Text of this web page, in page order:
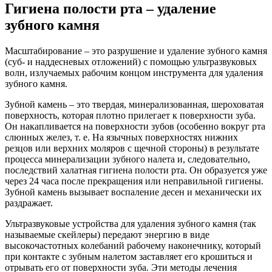
Гигиена полости рта – удаление
зубного камня
Масштабирование – это разрушение и удаление зубного камня
(суб- и наддесневых отложений) с помощью ультразвуковых
волн, излучаемых рабочим концом инструмента для удаления
зубного камня.
Зубной камень – это твердая, минерализованная, шероховатая
поверхность, которая плотно прилегает к поверхности зуба.
Он накапливается на поверхности зубов (особенно вокруг рта
слюнных желез, т. е. На язычных поверхностях нижних
резцов или верхних моляров с щечной стороны) в результате
процесса минерализации зубного налета и, следовательно,
последствий халатная гигиена полости рта. Он образуется уже
через 24 часа после прекращения или неправильной гигиены.
Зубной камень вызывает воспаление десен и механически их
раздражает.
Ультразвуковые устройства для удаления зубного камня (так
называемые скейлеры) передают энергию в виде
высокочастотных колебаний рабочему наконечнику, который
при контакте с зубным налетом заставляет его крошиться и
отрывать его от поверхности зуба. Эти методы лечения